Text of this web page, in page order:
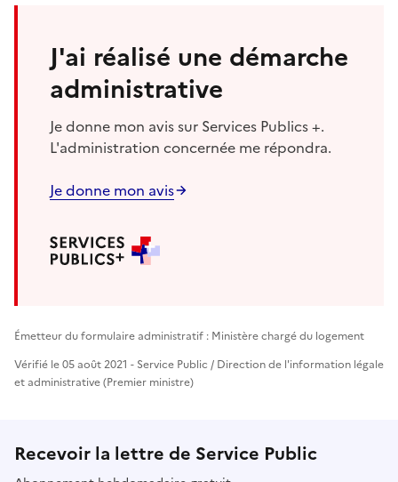
J'ai réalisé une démarche
administrative
Je donne mon avis sur Services Publics +.
L'administration concernée me répondra.
Je donne mon avis
Émetteur du formulaire administratif : Ministère chargé du logement
Vérifié le 05 août 2021 - Service Public / Direction de l'information légale
et administrative (Premier ministre)
Recevoir la lettre de Service Public